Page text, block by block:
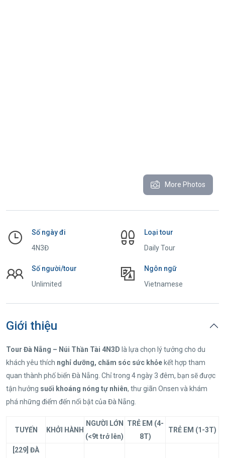
More Photos
Số ngày đi
4N3Đ
Loại tour
Daily Tour
Số người/tour
Unlimited
Ngôn ngữ
Vietnamese
Giới thiệu
Tour Đà Nẵng – Núi Thần Tài 4N3D là lựa chọn lý tưởng cho du
khách yêu thích nghỉ dưỡng, chăm sóc sức khỏe kết hợp tham
quan thành phố biển Đà Nẵng. Chỉ trong 4 ngày 3 đêm, bạn sẽ được
tận hưởng suối khoáng nóng tự nhiên, thư giãn Onsen và khám
phá những điểm đến nổi bật của Đà Nẵng.
TUYẾN KHỞI HÀNH
NGƯỜI LỚN
(<9t trở lên)
TRẺ EM (4-
8T)
TRẺ EM (1-3T)
[229] ĐÀ